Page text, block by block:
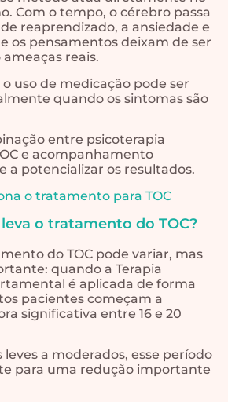
Com o tempo, o cérebro passa
reaprendizado, a ansiedade e
os pensamentos deixam de ser
reais.
o uso de medicação pode ser
quando os sintomas são
entre psicoterapia
e acompanhamento
a potencializar os resultados.
o tratamento para TOC
o tratamento do TOC?
do TOC pode variar, mas
quando a Terapia
é aplicada de forma
pacientes começam a
significativa entre 16 e 20
a moderados, esse período
para uma redução importante